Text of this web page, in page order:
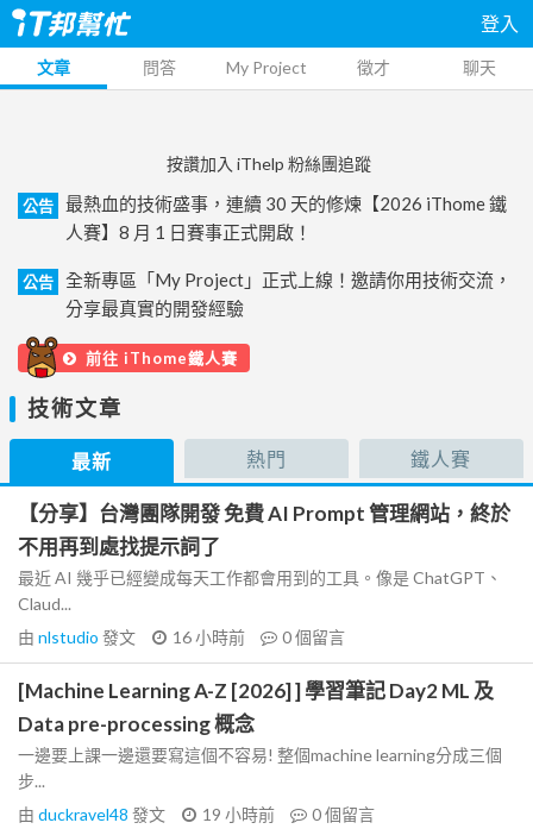
登入
文章 問答 My Project 徵才 聊天
按讚加入 iThelp 粉絲團追蹤
公告
最熱血的技術盛事，連續 30 天的修煉【2026 iThome 鐵
人賽】8 月 1 日賽事正式開啟！
公告
全新專區「My Project」正式上線！邀請你用技術交流，
分享最真實的開發經驗
前往 iThome鐵人賽
技術文章
最新 熱門 鐵人賽
【分享】台灣團隊開發 免費 AI Prompt 管理網站，終於
不用再到處找提示詞了
最近 AI 幾乎已經變成每天工作都會用到的工具。像是 ChatGPT、
Claud...
由 nlstudio 發文 16 小時前 0個留言
[Machine Learning A-Z [2026] ] 學習筆記 Day2 ML 及
Data pre-processing 概念
一邊要上課一邊還要寫這個不容易! 整個machine learning分成三個
步...
由 duckravel48 發文 19 小時前 0個留言